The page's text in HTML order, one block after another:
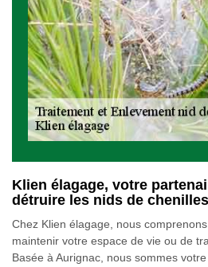
Klien élagage, votre
détruire les nids de chenilles
Chez Klien élagage, nous
maintenir votre espace de vie ou de
Basée à Aurignac, nous sommes